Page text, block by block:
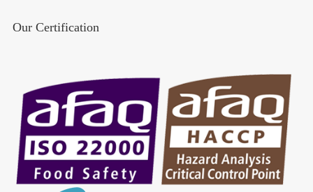
Our Certification